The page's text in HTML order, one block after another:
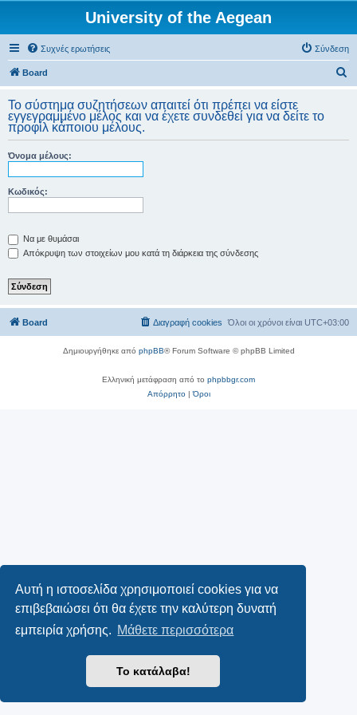
Αυτή η ιστοσελίδα χρησιμοποιεί cookies για να
επιβεβαιώσει ότι θα έχετε την καλύτερη δυνατή
εμπειρία χρήσης. Μάθετε περισσότερα
Το κατάλαβα!
University of the Aegean
Συχνές ερωτήσεις Σύνδεση
Board
Το σύστημα συζητήσεων απαιτεί ότι πρέπει να είστε
εγγεγραμμένο μέλος και να έχετε συνδεθεί για να δείτε το
προφίλ κάποιου μέλους.
Όνομα μέλους:
Κωδικός:
Να με θυμάσαι
Απόκρυψη των στοιχείων μου κατά τη διάρκεια της σύνδεσης
Board Όλοι οι χρόνοι είναι UTC+03:00
Διαγραφή cookies
Δημιουργήθηκε από phpBB® Forum Software © phpBB Limited
Ελληνική μετάφραση από το phpbbgr.com
Απόρρητο|Όροι